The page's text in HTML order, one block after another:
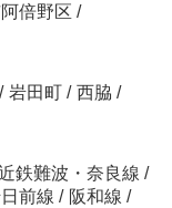
倍野区 /
/ 岩田町 / 西脇 /
鉄難波・奈良線 /
前線 / 阪和線 /